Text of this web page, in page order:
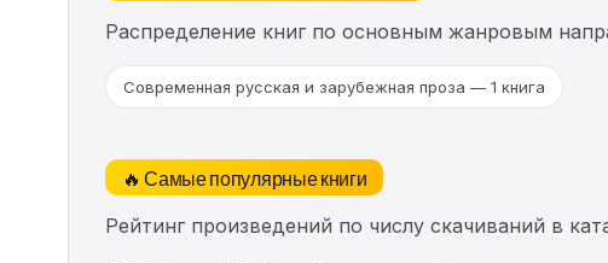
Распределение книг по основным жанровым
Современная русская и зарубежная проза — 1 книга
🔥 Самые популярные книги
Рейтинг произведений по числу скачиваний в